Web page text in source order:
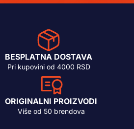
BESPLATNA DOSTAVA
Pri kupovini od 4000 RSD
ORIGINALNI PROIZVODI
Više od 50 brendova